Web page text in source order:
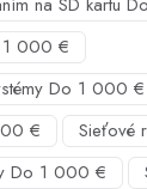
1 000 €
Do 1 000 €
€
Sieťové
Do 1 000 €